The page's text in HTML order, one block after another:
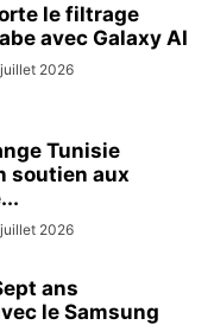
le filtrage
avec Galaxy AI
2026
Tunisie
soutien aux
2026
ans
le Samsung